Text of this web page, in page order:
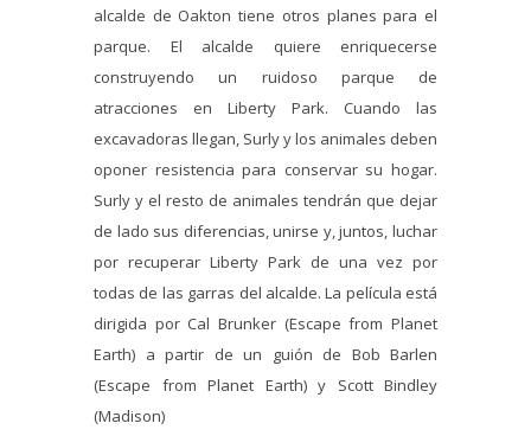
alcalde de Oakton tiene otros planes para el
parque. El alcalde quiere enriquecerse
construyendo un ruidoso parque de
atracciones en Liberty Park. Cuando las
excavadoras llegan, Surly y los animales deben
oponer resistencia para conservar su hogar.
Surly y el resto de animales tendrán que dejar
de lado sus diferencias, unirse y, juntos, luchar
por recuperar Liberty Park de una vez por
todas de las garras del alcalde. La película está
dirigida por Cal Brunker (Escape from Planet
Earth) a partir de un guión de Bob Barlen
(Escape from Planet Earth) y Scott Bindley
(Madison)